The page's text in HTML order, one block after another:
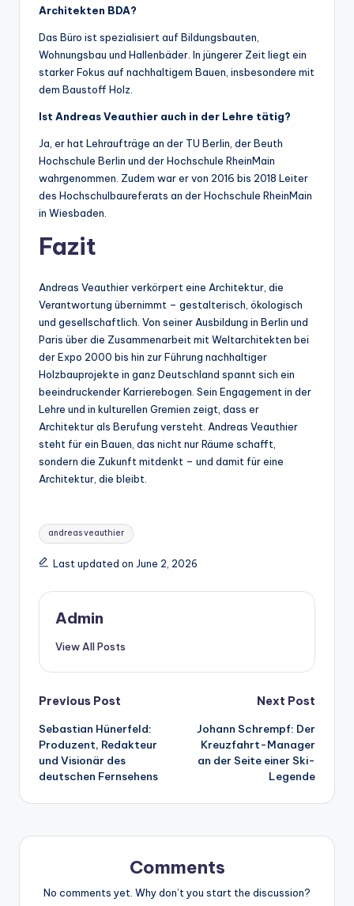
Architekten BDA?
Das Büro ist spezialisiert auf Bildungsbauten,
Wohnungsbau und Hallenbäder. In jüngerer Zeit liegt ein
starker Fokus auf nachhaltigem Bauen, insbesondere mit
dem Baustoff Holz.
Ist Andreas Veauthier auch in der Lehre tätig?
Ja, er hat Lehraufträge an der TU Berlin, der Beuth
Hochschule Berlin und der Hochschule RheinMain
wahrgenommen. Zudem war er von 2016 bis 2018 Leiter
des Hochschulbaureferats an der Hochschule RheinMain
in Wiesbaden.
Fazit
Andreas Veauthier verkörpert eine Architektur, die
Verantwortung übernimmt – gestalterisch, ökologisch
und gesellschaftlich. Von seiner Ausbildung in Berlin und
Paris über die Zusammenarbeit mit Weltarchitekten bei
der Expo 2000 bis hin zur Führung nachhaltiger
Holzbauprojekte in ganz Deutschland spannt sich ein
beeindruckender Karrierebogen. Sein Engagement in der
Lehre und in kulturellen Gremien zeigt, dass er
Architektur als Berufung versteht. Andreas Veauthier
steht für ein Bauen, das nicht nur Räume schafft,
sondern die Zukunft mitdenkt – und damit für eine
Architektur, die bleibt.
Tags:
andreas veauthier
Last updated on June 2, 2026
Admin
View All Posts
Post
navigation
Previous Post
Sebastian Hünerfeld:
Produzent, Redakteur
und Visionär des
deutschen Fernsehens
Next Post
Johann Schrempf: Der
Kreuzfahrt-Manager
an der Seite einer Ski-
Legende
Comments
No comments yet. Why don’t you start the discussion?